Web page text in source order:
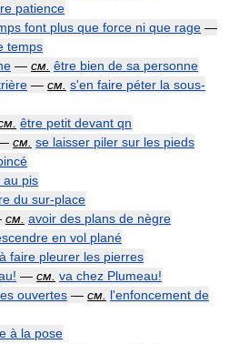
patience
font plus que force ni que rage —
temps
— см. être bien de sa personne
— см. s'en faire péter la sous-
être petit devant qn
см. se laisser piler sur les pieds
au pis
du sur-place
см. avoir des plans de nègre
en vol plané
faire pleurer les pierres
— см. va chez Plumeau!
ouvertes — см. l'enfoncement de
à la pose